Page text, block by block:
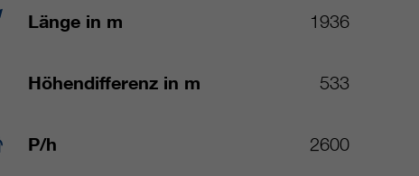
Länge in m 1936
Höhendifferenz in m 533
P/h 2600